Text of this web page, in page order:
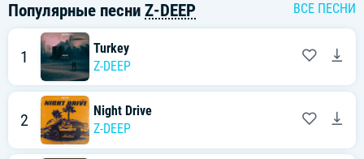
Популярные песни Z-DEEP ВСЕ ПЕСНИ
1
Turkey
Z-DEEP
2
Night Drive
Z-DEEP